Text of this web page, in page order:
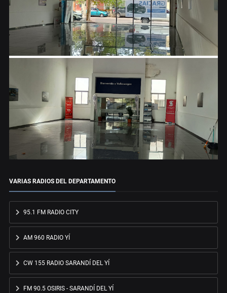
VARIAS RADIOS DEL DEPARTAMENTO
95.1 FM RADIO CITY
AM 960 RADIO YÍ
CW 155 RADIO SARANDÍ DEL YÍ
FM 90.5 OSIRIS - SARANDÍ DEL YÍ